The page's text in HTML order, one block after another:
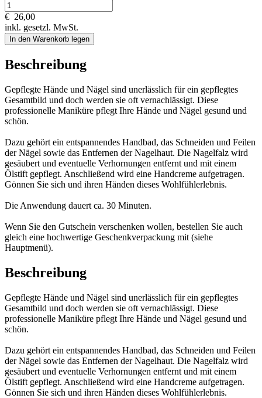
€ 26,00
inkl. gesetzl. MwSt.
In den Warenkorb legen
Beschreibung
Gepflegte Hände und Nägel sind unerlässlich für ein gepflegtes
Gesamtbild und doch werden sie oft vernachlässigt. Diese
professionelle Maniküre pflegt Ihre Hände und Nägel gesund und
schön.
Dazu gehört ein entspannendes Handbad, das Schneiden und Feilen
der Nägel sowie das Entfernen der Nagelhaut. Die Nagelfalz wird
gesäubert und eventuelle Verhornungen entfernt und mit einem
Ölstift gepflegt. Anschließend wird eine Handcreme aufgetragen.
Gönnen Sie sich und ihren Händen dieses Wohlfühlerlebnis.
Die Anwendung dauert ca. 30 Minuten.
Wenn Sie den Gutschein verschenken wollen, bestellen Sie auch
gleich eine hochwertige Geschenkverpackung mit (siehe
Hauptmenü).
Beschreibung
Gepflegte Hände und Nägel sind unerlässlich für ein gepflegtes
Gesamtbild und doch werden sie oft vernachlässigt. Diese
professionelle Maniküre pflegt Ihre Hände und Nägel gesund und
schön.
Dazu gehört ein entspannendes Handbad, das Schneiden und Feilen
der Nägel sowie das Entfernen der Nagelhaut. Die Nagelfalz wird
gesäubert und eventuelle Verhornungen entfernt und mit einem
Ölstift gepflegt. Anschließend wird eine Handcreme aufgetragen.
Gönnen Sie sich und ihren Händen dieses Wohlfühlerlebnis.